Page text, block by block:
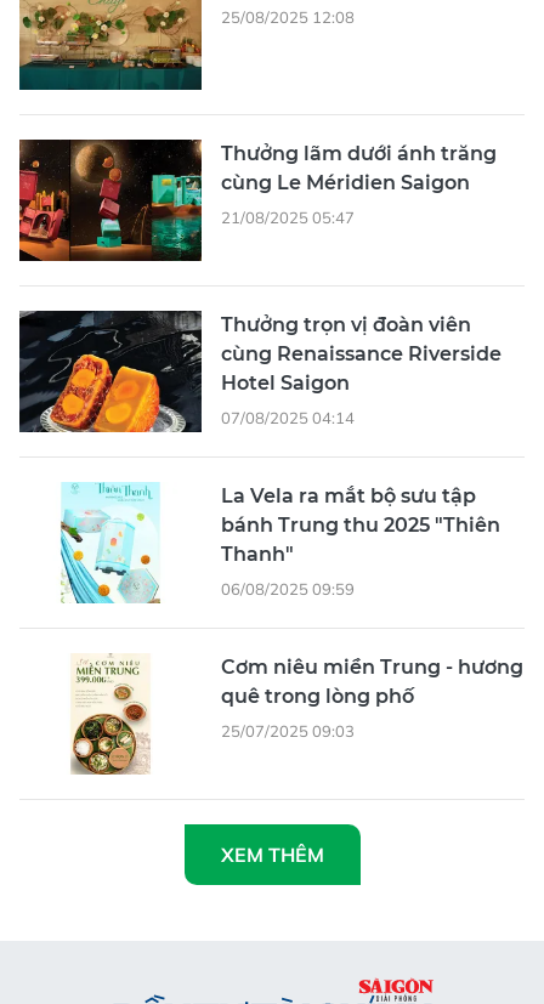
25/08/2025 12:08
Thưởng lãm dưới ánh trăng
cùng Le Méridien Saigon
21/08/2025 05:47
Thưởng trọn vị đoàn viên
cùng Renaissance Riverside
Hotel Saigon
07/08/2025 04:14
La Vela ra mắt bộ sưu tập
bánh Trung thu 2025 "Thiên
Thanh"
06/08/2025 09:59
Cơm niêu miền Trung - hương
quê trong lòng phố
25/07/2025 09:03
XEM THÊM